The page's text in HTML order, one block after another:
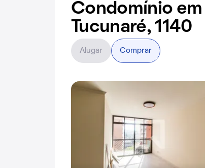
Condomínio
Tucunaré, 1140
Alugar Comprar